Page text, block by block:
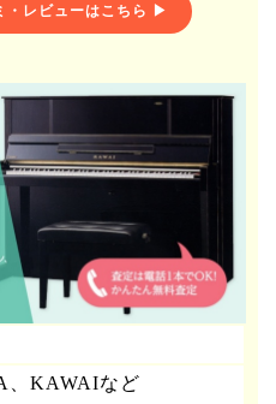
・レビューはこちら ▶
、KAWAIなど